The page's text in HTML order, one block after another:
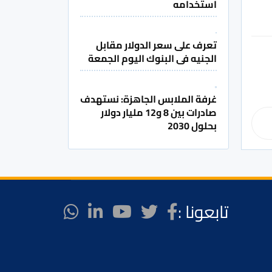
استخدامه
تعرف على سعر الدولار مقابل
الجنيه فى البنوك اليوم الجمعة
غرفة الملابس الجاهزة: نستهدف
صادرات بين 8 و12 مليار دولار
بحلول 2030
تابعونا :